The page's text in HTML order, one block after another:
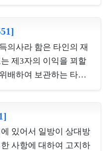
의사라 함은 타인의 재
제3자의 이익을 꾀할
배하여 보관하는 타인
실행행위 중에 이를
행 착수 전에 장래의 실
하게 하는 행위를 하여
있어서 일방이 상대방
사항에 대하여 고지하